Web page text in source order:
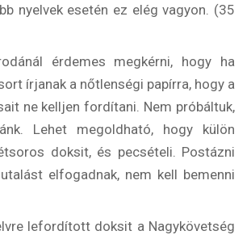
nyelvek esetén ez elég vagyon. (35
érdemes megkérni, hogy ha
írjanak a nőtlenségi papírra, hogy a
ne kelljen fordítani. Nem próbáltuk,
Lehet megoldható, hogy külön
doksit, és pecsételi. Postázni
elfogadnak, nem kell bemenni
lefordított doksit a Nagykövetség